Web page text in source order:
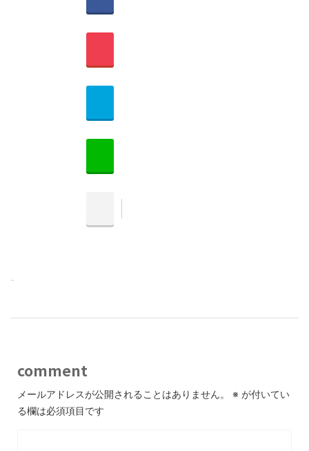
-
comment
メールアドレスが公開されることはありません。 ※ が付いてい
る欄は必須項目です